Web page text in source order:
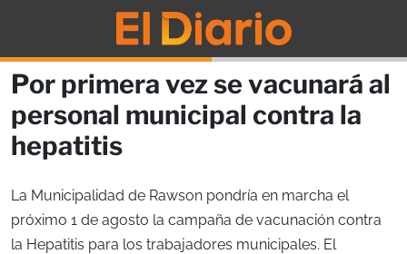
Por primera vez se vacunará al
personal municipal contra la
hepatitis
La Municipalidad de Rawson pondría en marcha el
próximo 1 de agosto la campaña de vacunación contra
la Hepatitis para los trabajadores municipales. El